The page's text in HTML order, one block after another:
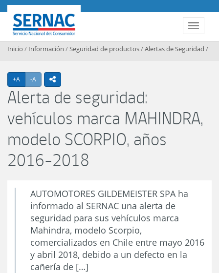
Contenido principal
Toggle
SERNAC
Inicio / Información /Seguridad de productos/Alertas de Seguridad /
+A Agrandar texto
-A Achicar textoicono compartir
Alerta de seguridad:
vehículos marca MAHINDRA,
modelo SCORPIO, años
2016-2018
AUTOMOTORES GILDEMEISTER SPA ha
informado al SERNAC una alerta de
seguridad para sus vehículos marca
Mahindra, modelo Scorpio,
comercializados en Chile entre mayo 2016
y abril 2018, debido a un defecto en la
cañería de […]